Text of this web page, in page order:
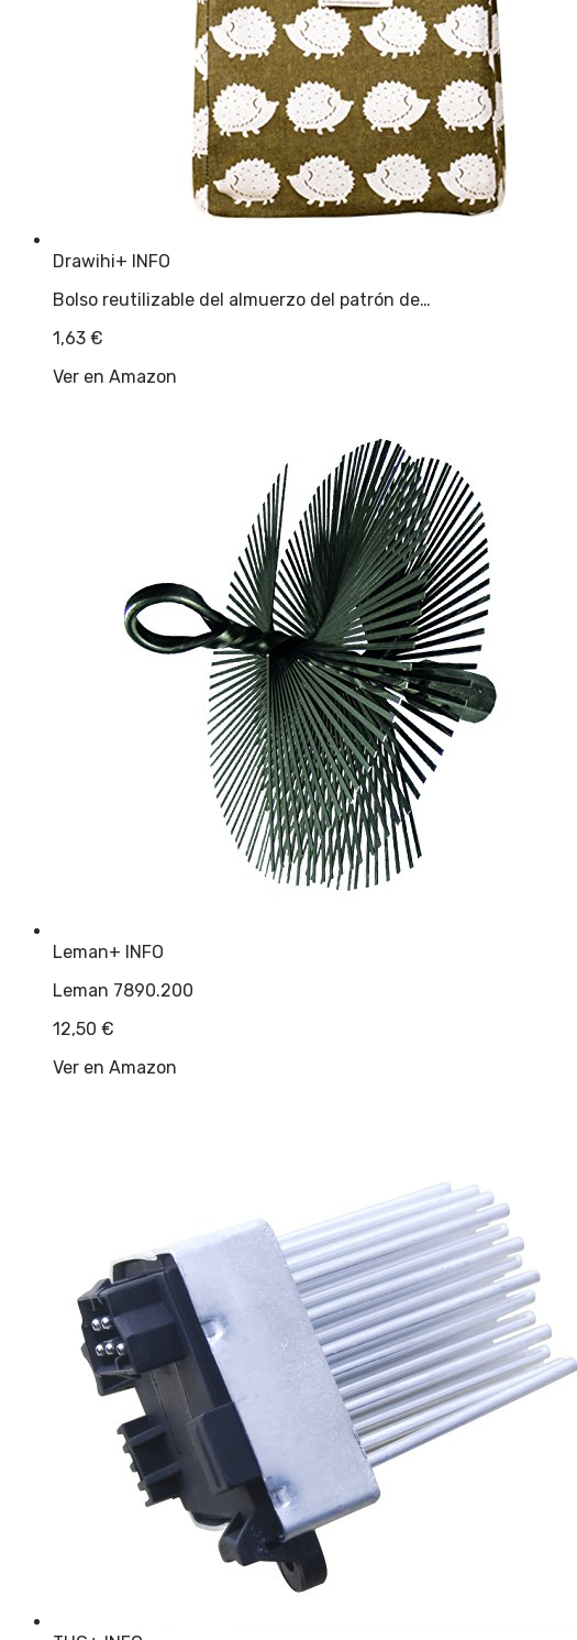
Drawihi+ INFO
Bolso reutilizable del almuerzo del patrón de…
1,63 €
Ver en Amazon
Leman+ INFO
Leman 7890.200
12,50 €
Ver en Amazon